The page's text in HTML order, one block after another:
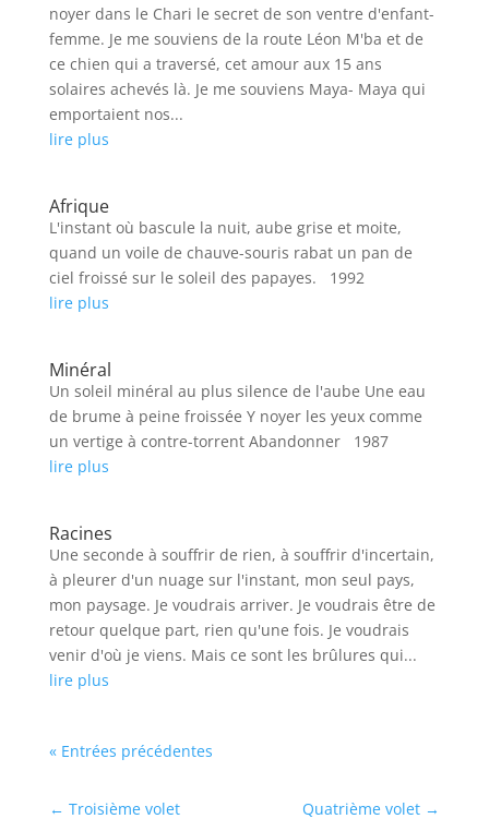
noyer dans le Chari le secret de son ventre d'enfant-
femme. Je me souviens de la route Léon M'ba et de
ce chien qui a traversé, cet amour aux 15 ans
solaires achevés là. Je me souviens Maya- Maya qui
emportaient nos...
lire plus
Afrique
L'instant où bascule la nuit, aube grise et moite,
quand un voile de chauve-souris rabat un pan de
ciel froissé sur le soleil des papayes. 1992
lire plus
Minéral
Un soleil minéral au plus silence de l'aube Une eau
de brume à peine froissée Y noyer les yeux comme
un vertige à contre-torrent Abandonner 1987
lire plus
Racines
Une seconde à souffrir de rien, à souffrir d'incertain,
à pleurer d'un nuage sur l'instant, mon seul pays,
mon paysage. Je voudrais arriver. Je voudrais être de
retour quelque part, rien qu'une fois. Je voudrais
venir d'où je viens. Mais ce sont les brûlures qui...
lire plus
« Entrées précédentes
← Troisième volet Quatrième volet →